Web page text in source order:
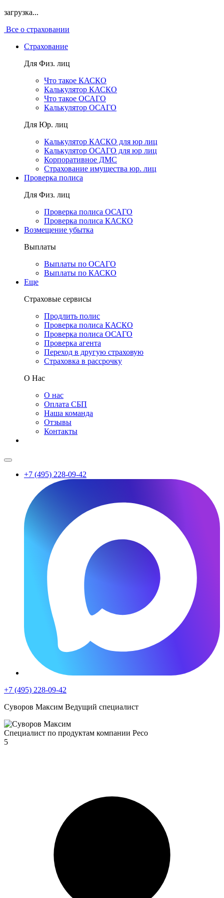
загрузка...
Все о страховании
Страхование
Для Физ. лиц
Что такое КАСКО
Калькулятор КАСКО
Что такое ОСАГО
Калькулятор ОСАГО
Для Юр. лиц
Калькулятор КАСКО для юр лиц
Калькулятор ОСАГО для юр лиц
Корпоративное ДМС
Страхование имущества юр. лиц
Проверка полиса
Для Физ. лиц
Проверка полиса ОСАГО
Проверка полиса КАСКО
Возмещение убытка
Выплаты
Выплаты по ОСАГО
Выплаты по КАСКО
Еще
Страховые сервисы
Продлить полис
Проверка полиса КАСКО
Проверка полиса ОСАГО
Проверка агента
Переход в другую страховую
Страховка в рассрочку
О Нас
О нас
Оплата СБП
Наша команда
Отзывы
Контакты
+7 (495) 228-09-42
+7 (495) 228-09-42
Суворов Максим Ведущий специалист
Специалист по продуктам компании Ресо
5